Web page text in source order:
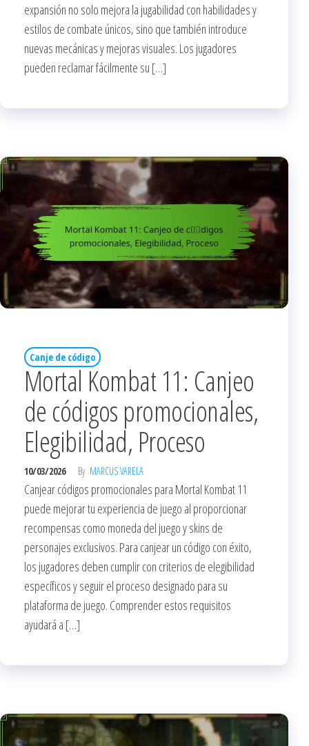
expansión no solo mejora la jugabilidad con habilidades y
estilos de combate únicos, sino que también introduce
nuevas mecánicas y mejoras visuales. Los jugadores
pueden reclamar fácilmente su […]
Canje de código
Mortal Kombat 11: Canjeo
de códigos promocionales,
Elegibilidad, Proceso
10/03/2026 By MARCUS VARELA
Canjear códigos promocionales para Mortal Kombat 11
puede mejorar tu experiencia de juego al proporcionar
recompensas como moneda del juego y skins de
personajes exclusivos. Para canjear un código con éxito,
los jugadores deben cumplir con criterios de elegibilidad
específicos y seguir el proceso designado para su
plataforma de juego. Comprender estos requisitos
ayudará a […]